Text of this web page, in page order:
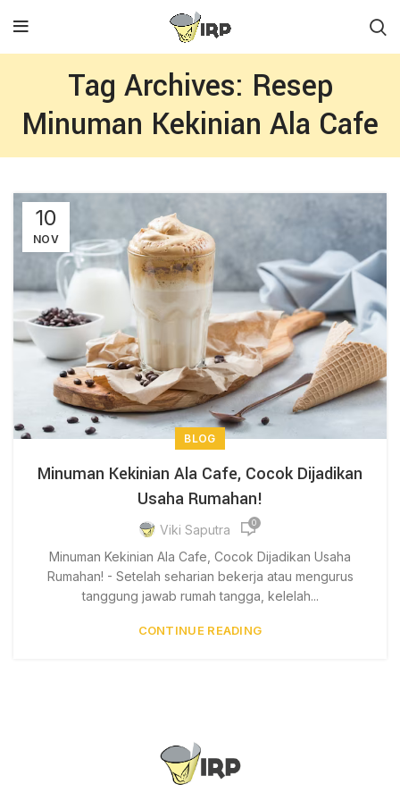
Tag Archives: Resep
Minuman Kekinian Ala Cafe
10
NOV
BLOG
Minuman Kekinian Ala Cafe, Cocok Dijadikan
Usaha Rumahan!
Viki Saputra 0
Minuman Kekinian Ala Cafe, Cocok Dijadikan Usaha
Rumahan! - Setelah seharian bekerja atau mengurus
tanggung jawab rumah tangga, kelelah...
CONTINUE READING